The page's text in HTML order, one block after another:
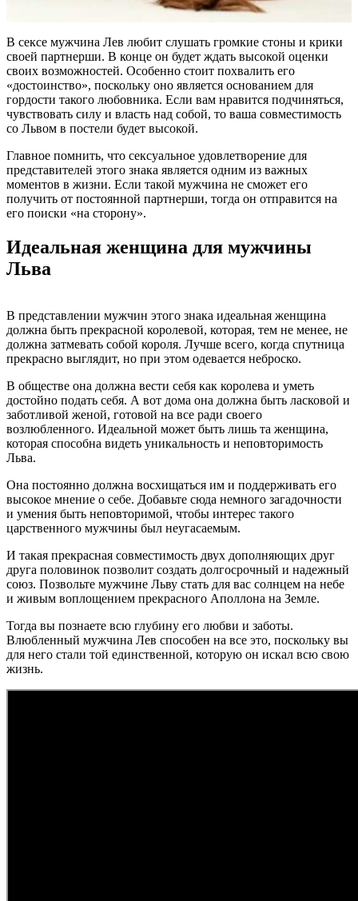
В сексе мужчина Лев любит слушать громкие стоны и крики
своей партнерши. В конце он будет ждать высокой оценки
своих возможностей. Особенно стоит похвалить его
«достоинство», поскольку оно является основанием для
гордости такого любовника. Если вам нравится подчиняться,
чувствовать силу и власть над собой, то ваша совместимость
со Львом в постели будет высокой.
Главное помнить, что сексуальное удовлетворение для
представителей этого знака является одним из важных
моментов в жизни. Если такой мужчина не сможет его
получить от постоянной партнерши, тогда он отправится на
его поиски «на сторону».
Идеальная женщина для мужчины
Льва
В представлении мужчин этого знака идеальная женщина
должна быть прекрасной королевой, которая, тем не менее, не
должна затмевать собой короля. Лучше всего, когда спутница
прекрасно выглядит, но при этом одевается неброско.
В обществе она должна вести себя как королева и уметь
достойно подать себя. А вот дома она должна быть ласковой и
заботливой женой, готовой на все ради своего
возлюбленного. Идеальной может быть лишь та женщина,
которая способна видеть уникальность и неповторимость
Льва.
Она постоянно должна восхищаться им и поддерживать его
высокое мнение о себе. Добавьте сюда немного загадочности
и умения быть неповторимой, чтобы интерес такого
царственного мужчины был неугасаемым.
И такая прекрасная совместимость двух дополняющих друг
друга половинок позволит создать долгосрочный и надежный
союз. Позвольте мужчине Льву стать для вас солнцем на небе
и живым воплощением прекрасного Аполлона на Земле.
Тогда вы познаете всю глубину его любви и заботы.
Влюбленный мужчина Лев способен на все это, поскольку вы
для него стали той единственной, которую он искал всю свою
жизнь.